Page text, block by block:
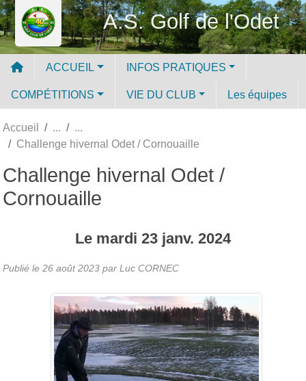
A.S. Golf de l'Odet
ACCUEIL INFOS PRATIQUES
COMPÉTITIONS VIE DU CLUB Les équipes
Accueil
Challenge hivernal Odet / Cornouaille
Challenge hivernal Odet /
Cornouaille
Le mardi 23 janv. 2024
Publié le 26 août 2023 par Luc CORNEC
Panneau de gestion des cookies